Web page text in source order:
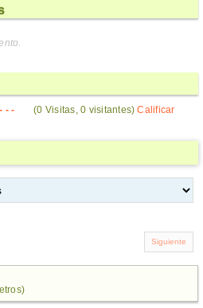
- - (0 Visitas, 0 visitantes)Calificar